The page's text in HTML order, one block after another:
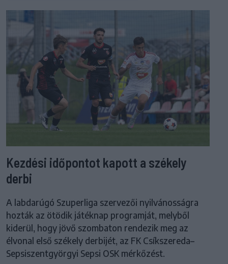
Kezdési időpontot kapott a székely
derbi
A labdarúgó Szuperliga szervezői nyilvánosságra
hozták az ötödik játéknap programját, melyből
kiderül, hogy jövő szombaton rendezik meg az
élvonal első székely derbijét, az FK Csíkszereda–
Sepsiszentgyörgyi Sepsi OSK mérkőzést.